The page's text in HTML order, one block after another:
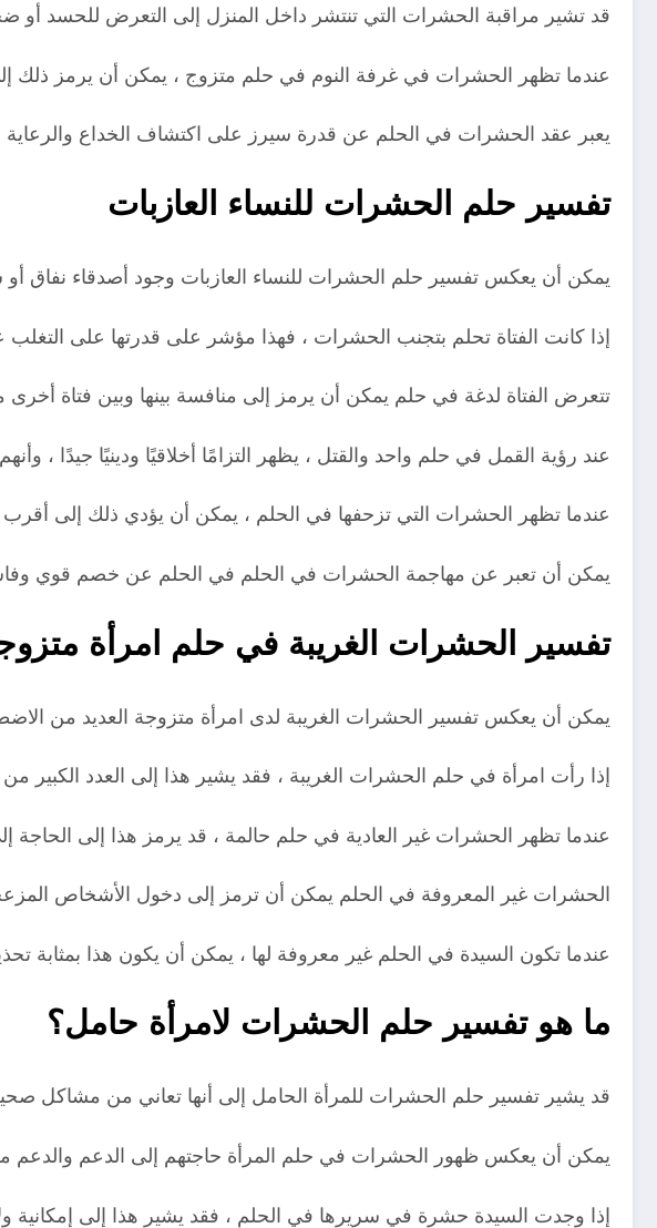
قد تشير مراقبة الحشرات التي تنتشر داخل المنزل إلى التعرض للحسد أو
عندما تظهر الحشرات في غرفة النوم في حلم متزوج ، يمكن أن يرمز ذلك
يعبر عقد الحشرات في الحلم عن قدرة سيرز على اكتشاف الخداع والرعاية
تفسير حلم الحشرات للنساء العازبات
يمكن أن يعكس تفسير حلم الحشرات للنساء العازبات وجود أصدقاء نفاق أو
إذا كانت الفتاة تحلم بتجنب الحشرات ، فهذا مؤشر على قدرتها على
تتعرض الفتاة لدغة في حلم يمكن أن يرمز إلى منافسة بينها وبين فتاة
عند رؤية القمل في حلم واحد والقتل ، يظهر التزامًا أخلاقيًا ودينيًا جيدًا ،
عندما تظهر الحشرات التي تزحفها في الحلم ، يمكن أن يؤدي ذلك إلى أقرب
يمكن أن تعبر عن مهاجمة الحشرات في الحلم في الحلم عن خصم قوي وفاسد
تفسير الحشرات الغريبة في حلم امرأة
يمكن أن يعكس تفسير الحشرات الغريبة لدى امرأة متزوجة العديد من
إذا رأت امرأة في حلم الحشرات الغريبة ، فقد يشير هذا إلى العدد الكبير من
عندما تظهر الحشرات غير العادية في حلم حالمة ، قد يرمز هذا إلى
الحشرات غير المعروفة في الحلم يمكن أن ترمز إلى دخول الأشخاص
عندما تكون السيدة في الحلم غير معروفة لها ، يمكن أن يكون هذا بمثابة
ما هو تفسير حلم الحشرات لامرأة حامل؟
قد يشير تفسير حلم الحشرات للمرأة الحامل إلى أنها تعاني من مشاكل
يمكن أن يعكس ظهور الحشرات في حلم المرأة حاجتهم إلى الدعم والدعم
إذا وجدت السيدة حشرة في سريرها في الحلم ، فقد يشير هذا إلى إمكانية